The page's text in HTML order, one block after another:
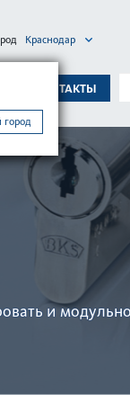
КОНТАКТЫ
город
Краснодар
и